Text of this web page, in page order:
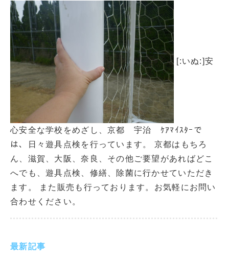
最新記事
[:いぬ:]安
心安全な学校をめざし、京都 宇治 ｹｱﾏｲｽﾀｰで
は、日々遊具点検を行っています。 京都はもちろ
ん、滋賀、大阪、奈良、その他ご要望があればどこ
へでも、遊具点検、修繕、除菌に行かせていただき
ます。 また販売も行っております。お気軽にお問い
合わせください。